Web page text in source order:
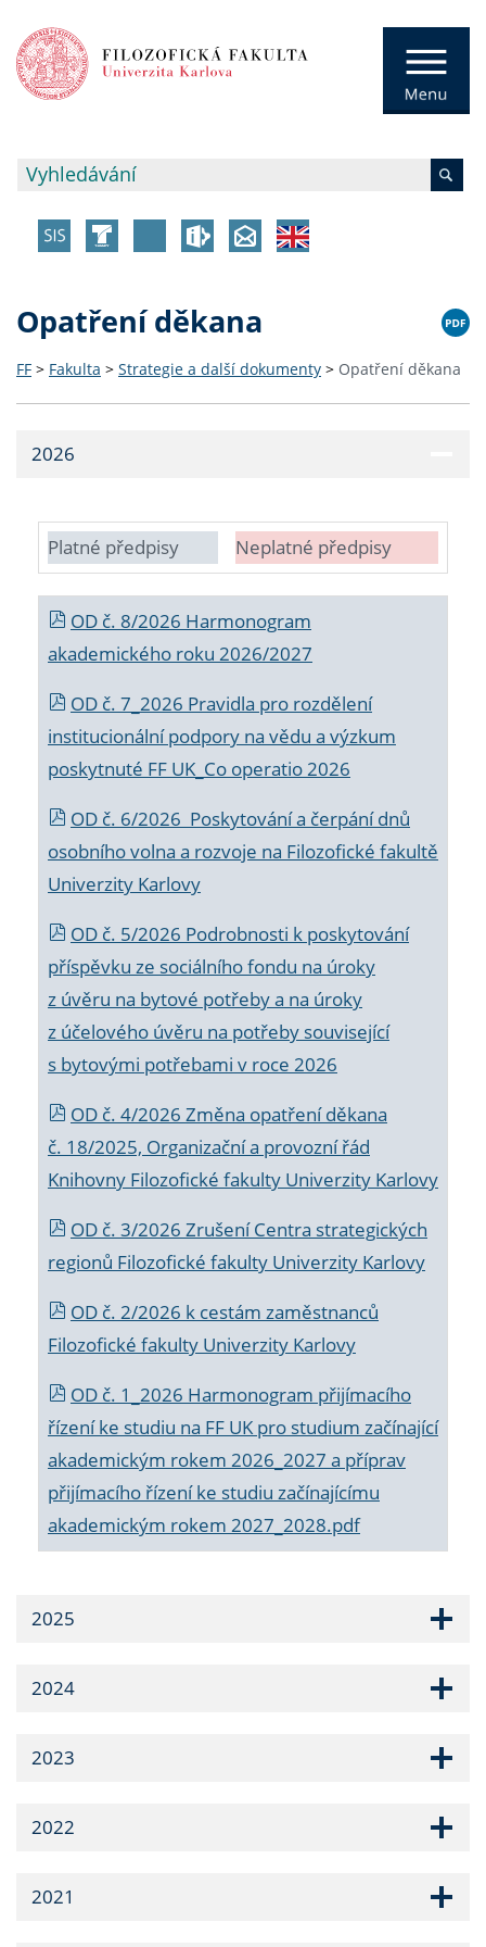
Opatření děkana
FF > Fakulta > Strategie a další dokumenty > Opatření děkana
2026
Platné předpisy Neplatné předpisy
OD č. 8/2026 Harmonogram
akademického roku 2026/2027
OD č. 7_2026 Pravidla pro rozdělení
institucionální podpory na vědu a výzkum
poskytnuté FF UK_Co operatio 2026
OD č. 6/2026 Poskytování a čerpání dnů
osobního volna a rozvoje na Filozofické fakultě
Univerzity Karlovy
OD č. 5/2026 Podrobnosti k poskytování
příspěvku ze sociálního fondu na úroky
z úvěru na bytové potřeby a na úroky
z účelového úvěru na potřeby související
s bytovými potřebami v roce 2026
OD č. 4/2026 Změna opatření děkana
č. 18/2025, Organizační a provozní řád
Knihovny Filozofické fakulty Univerzity Karlovy
OD č. 3/2026 Zrušení Centra strategických
regionů Filozofické fakulty Univerzity Karlovy
OD č. 2/2026 k cestám zaměstnanců
Filozofické fakulty Univerzity Karlovy
OD č. 1_2026 Harmonogram přijímacího
řízení ke studiu na FF UK pro studium začínající
akademickým rokem 2026_2027 a příprav
přijímacího řízení ke studiu začínajícímu
akademickým rokem 2027_2028.pdf
2025
2024
2023
2022
2021